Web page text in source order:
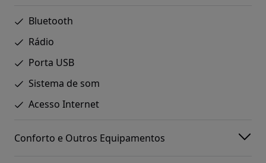
Bluetooth
Rádio
Porta USB
Sistema de som
Acesso Internet
Conforto e Outros Equipamentos